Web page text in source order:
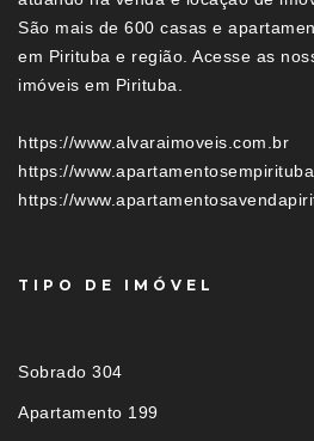
São mais de 600 casas e
em Pirituba e região. Acesse as
imóveis em Pirituba.
https://www.alvaraimoveis.com.br
https://
https://
TIPO DE IMÓVEL
Sobrado 304
Apartamento 199